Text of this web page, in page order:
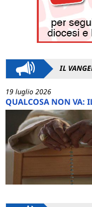
IL
19 luglio 2026
QUALCOSA NON VA: